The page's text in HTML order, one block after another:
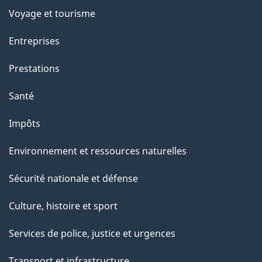
c
i
o
s
u
c
e
t
e
Voyage et tourisme
Entreprises
Prestations
Santé
Impôts
Environnement et ressources naturelles
Sécurité nationale et défense
Culture, histoire et sport
Services de police, justice et urgences